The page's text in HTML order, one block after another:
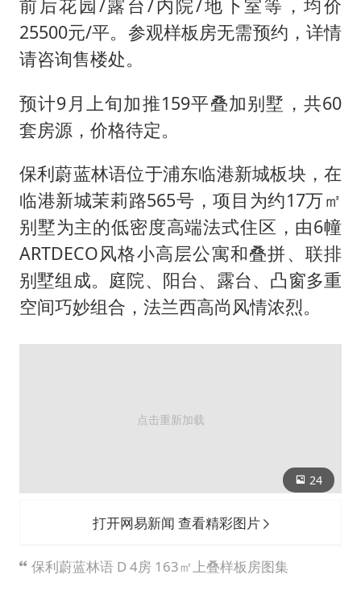
前后花园/露台/内院/地下室等，均价
25500元/平。参观样板房无需预约，详情
请咨询售楼处。
预计9月上旬加推159平叠加别墅，共60
套房源，价格待定。
保利蔚蓝林语位于浦东临港新城板块，在
临港新城茉莉路565号，项目为约17万㎡
别墅为主的低密度高端法式住区，由6幢
ARTDECO风格小高层公寓和叠拼、联排
别墅组成。庭院、阳台、露台、凸窗多重
空间巧妙组合，法兰西高尚风情浓烈。
24
打开网易新闻 查看精彩图片
保利蔚蓝林语 D 4房 163㎡上叠样板房图集